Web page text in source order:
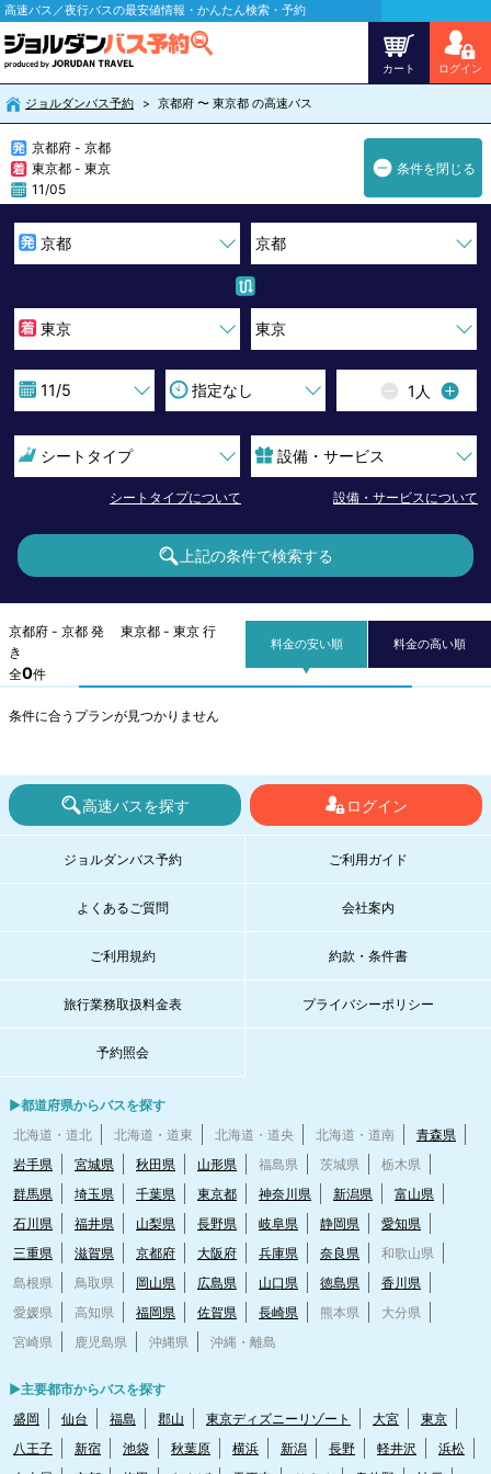
高速バス／夜行バスの最安値情報・かんたん検索・予約
カート ログイン
ジョルダンバス予約 京都府 〜 東京都 の高速バス
京都府 - 京都
東京都 - 東京
11/05
条件を閉じる
1 人
シートタイプ
シートタイプについて
設備・サービス
設備・サービスについて
上記の条件で検索する
京都府 - 京都 発 東京都 - 東京 行
き
全0件
料金の安い順 料金の高い順
条件に合うプランが見つかりません
高速バスを探す ログイン
ジョルダンバス予約 ご利用ガイド
よくあるご質問 会社案内
ご利用規約 約款・条件書
旅行業務取扱料金表 プライバシーポリシー
予約照会
▶都道府県からバスを探す
北海道・道北
北海道・道東 北海道・道央 北海道・道南
青森県
岩手県
宮城県 秋田県 山形県 福島県 茨城県
栃木県
群馬県
埼玉県 千葉県 東京都 神奈川県 新潟県
富山県
石川県
福井県 山梨県 長野県 岐阜県 静岡県
愛知県
三重県
滋賀県 京都府 大阪府 兵庫県 奈良県
和歌山県
島根県
鳥取県 岡山県 広島県 山口県 徳島県
香川県
愛媛県
高知県 福岡県 佐賀県 長崎県 熊本県
大分県
宮崎県
鹿児島県 沖縄県 沖縄・離島
▶主要都市からバスを探す
盛岡
仙台 福島 郡山 東京ディズニーリゾート 大宮
東京
八王子
新宿 池袋 秋葉原 横浜 新潟 長野 軽井沢
浜松